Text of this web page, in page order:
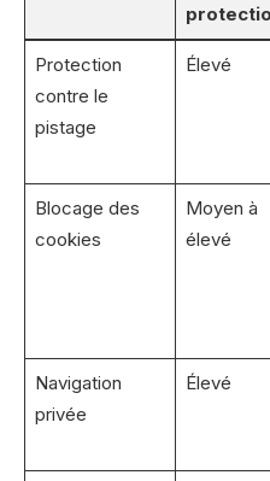
Protection
contre le
pistage
Élevé
Blocage des
cookies
Moyen à
élevé
Navigation
privée
Élevé